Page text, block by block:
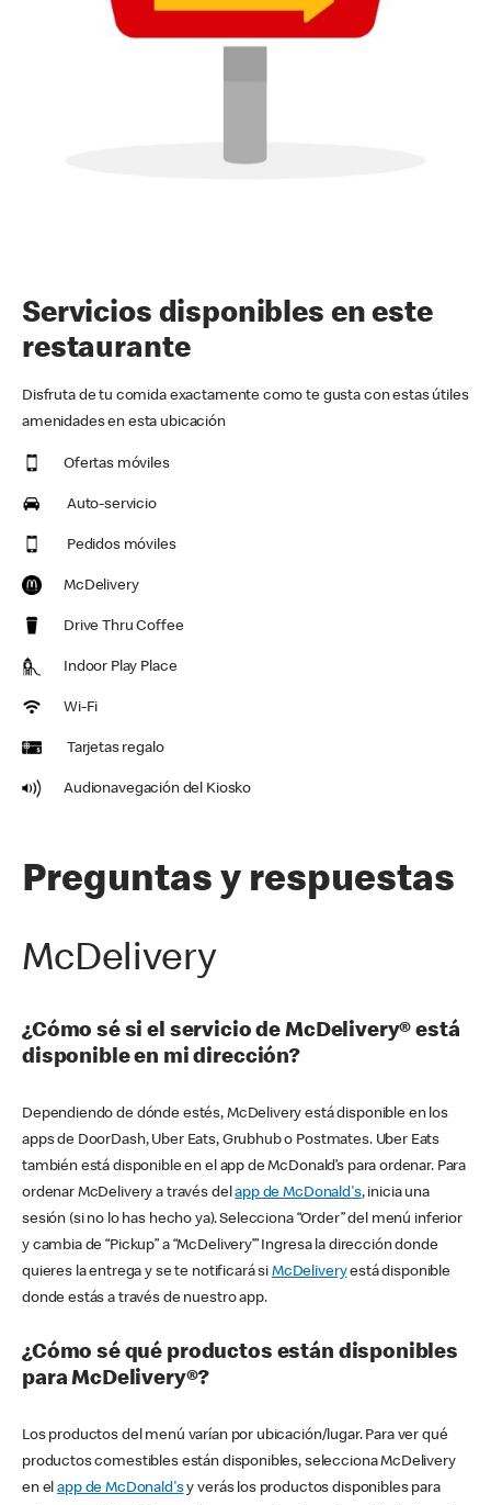
Servicios disponibles en este
restaurante
Disfruta de tu comida exactamente como te gusta con estas útiles
amenidades en esta ubicación
Ofertas móviles
Auto-servicio
Pedidos móviles
McDelivery
Drive Thru Coffee
Indoor Play Place
Wi-Fi
Tarjetas regalo
Audionavegación del Kiosko
Preguntas y respuestas
McDelivery
¿Cómo sé si el servicio de McDelivery® está
disponible en mi dirección?
Dependiendo de dónde estés, McDelivery está disponible en los
apps de DoorDash, Uber Eats, Grubhub o Postmates. Uber Eats
también está disponible en el app de McDonald’s para ordenar. Para
ordenar McDelivery a través delapp de McDonald's, inicia una
sesión (si no lo has hecho ya). Selecciona “Order” del menú inferior
y cambia de “Pickup” a “McDelivery’” Ingresa la dirección donde
quieres la entrega y se te notificará si McDeliveryestá disponible
donde estás a través de nuestro app.
¿Cómo sé qué productos están disponibles
para McDelivery®?
Los productos del menú varían por ubicación/lugar. Para ver qué
productos comestibles están disponibles, selecciona McDelivery
en elapp de McDonald'sy verás los productos disponibles para